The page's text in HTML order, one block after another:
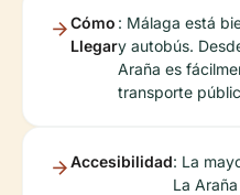
Cómo
Llegar
: Málaga está
y autobús.
Araña es
transporte
Accesibilidad: La
La